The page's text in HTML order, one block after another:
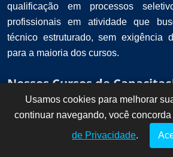
qualificação em processos
profissionais em atividade que
técnico estruturado, sem exigência
para a maioria dos cursos.
Nossos Cursos de
!
Dúvidas? Fale
conosco por
aqui!
Usamos cookies para melhorar
continuar navegando, você
de Privacidade.